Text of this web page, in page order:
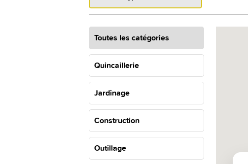
Toutes les catégories
Quincaillerie
Jardinage
Construction
Outillage